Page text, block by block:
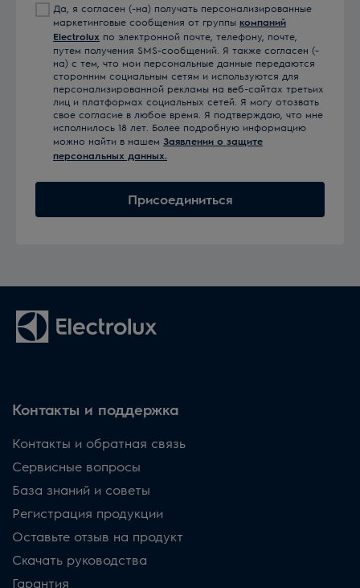
Да, я согласен (-на) получать персонализированные
маркетинговые сообщения от группы компаний
Electrolux по электронной почте, телефону, почте,
путем получения SMS-сообщений. Я также согласен (-
на) с тем, что мои персональные данные передаются
сторонним социальным сетям и используются для
персонализированной рекламы на веб-сайтах третьих
лиц и платформах социальных сетей. Я могу отозвать
свое согласие в любое время. Я подтверждаю, что мне
исполнилось 18 лет. Более подробную информацию
можно найти в нашем Заявлении о защите
персональных данных.
Присоединиться
Контакты и поддержка
Контакты и обратная связь
Сервисные вопросы
База знаний и советы
Регистрация продукции
Оставьте отзыв на продукт
Скачать руководства
Гарантия